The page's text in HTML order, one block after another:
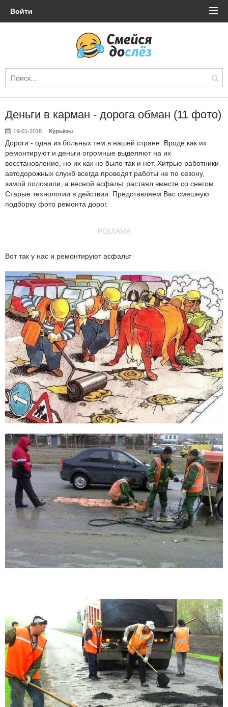
Войти
Деньги в карман - дорога обман (11 фото)
19-01-2018 Курьёзы
Дороги - одна из больных тем в нашей стране. Вроде как их
ремонтируют и деньги огромные выделяют на их
восстановление, но их как не было так и нет. Хитрые работники
автодорожных служб всегда проводят работы не по сезону,
зимой положили, а весной асфальт растаял вместе со снегом.
Старые технологии в действии. Представляем Вас смешную
подборку фото ремонта дорог.
РЕКЛАМА
Вот так у нас и ремонтируют асфальт